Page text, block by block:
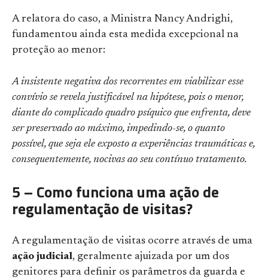
A relatora do caso, a Ministra Nancy Andrighi,
fundamentou ainda esta medida excepcional na
proteção ao menor:
A insistente negativa dos recorrentes em viabilizar esse
convívio se revela justificável na hipótese, pois o menor,
diante do complicado quadro psíquico que enfrenta, deve
ser preservado ao máximo, impedindo-se, o quanto
possível, que seja ele exposto a experiências traumáticas e,
consequentemente, nocivas ao seu contínuo tratamento.
5 – Como funciona uma ação de
regulamentação de visitas?
A regulamentação de visitas ocorre através de uma
ação judicial, geralmente ajuizada por um dos
genitores para definir os parâmetros da guarda e